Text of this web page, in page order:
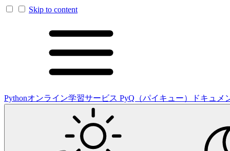
Skip to content
Pythonオンライン学習サービス PyQ（パイキュー）ドキュメ